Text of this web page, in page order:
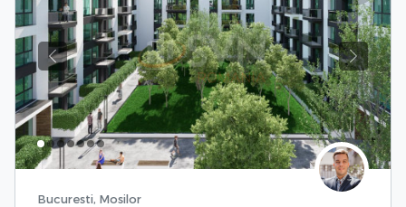
Previous Next
Bucuresti, Mosilor